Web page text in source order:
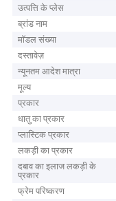
उत्पत्ति के प्लेस
ब्रांड नाम
मॉडल संख्या
दस्तावेज़
न्यूनतम आदेश मात्रा
मूल्य
प्रकार
धातु का प्रकार
प्लास्टिक प्रकार
लकड़ी का प्रकार
दबाव का इलाज लकड़ी के
प्रकार
फ्रेम परिष्करण